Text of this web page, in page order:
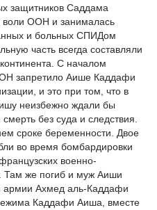
защитников Саддама
ООН и занималась
и больных СПИДом
часть всегда составляли
С началом
запретило Аише Каддафи
и это при том, что в
неизбежно ждали бы
без суда и следствия.
сроке беременности. Двое
во время бомбардировки
военно-
Там же погиб и муж Аиши
армии Ахмед аль-Каддафи
Каддафи Аиша, вместе